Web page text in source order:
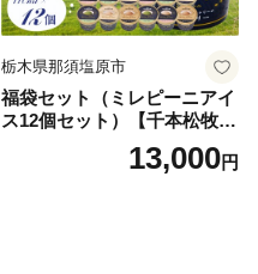
栃木県那須塩原市
福袋セット（ミレピーニアイ
ス12個セット）【千本松牧
場】 ns025-014-12 【デザー
ト 詰め合わせ ギフト】
13,000円